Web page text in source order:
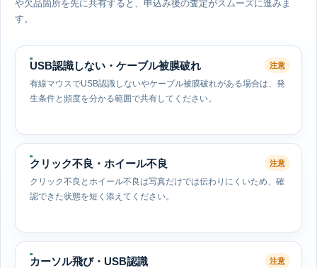
や欠品箇所を先に共有すると、申込み後の査定がスムーズに進みま
す。
USB認識しない・ケーブル被膜破れ 注意
有線マウスでUSB認識しないやケーブル被膜破れがある場合は、発
生条件と頻度を分かる範囲で共有してください。
クリック不良・ホイール不良 注意
クリック不良とホイール不良は写真だけでは伝わりにくいため、確
認できた状態を短く添えてください。
カーソル飛び・USB認識 注意